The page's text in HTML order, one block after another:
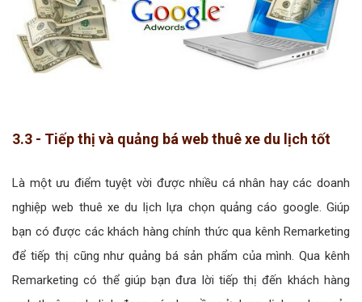
3.3 - Tiếp thị và quảng bá web thuê xe du lịch tốt
Là một ưu điểm tuyệt vời được nhiều cá nhân hay các doanh
nghiệp web thuê xe du lịch lựa chọn quảng cáo google. Giúp
bạn có được các khách hàng chính thức qua kênh Remarketing
để tiếp thị cũng như quảng bá sản phẩm của mình. Qua kênh
Remarketing có thể giúp bạn đưa lời tiếp thị đến khách hàng